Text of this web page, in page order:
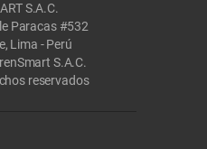
S.A.C.
Paracas #532
Lima - Perú
S.A.C.
reservados